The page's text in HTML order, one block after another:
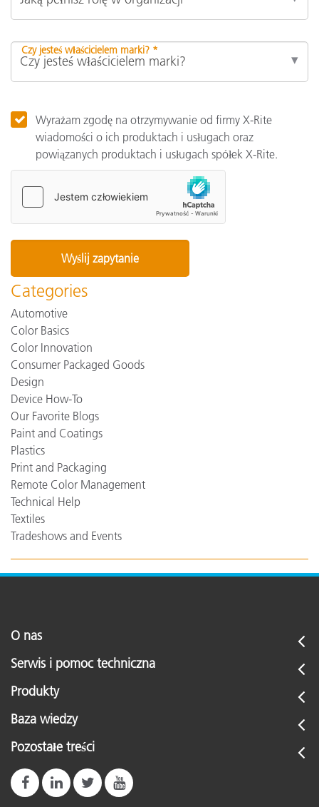
Czy jesteś właścicielem marki? *
Wyrażam zgodę na otrzymywanie od firmy X-Rite
wiadomości o ich produktach i usługach oraz
powiązanych produktach i usługach spółek X-Rite.
Categories
Automotive
Color Basics
Color Innovation
Consumer Packaged Goods
Design
Device How-To
Our Favorite Blogs
Paint and Coatings
Plastics
Print and Packaging
Remote Color Management
Technical Help
Textiles
Tradeshows and Events
O nas
Serwis i pomoc techniczna
Produkty
Baza wiedzy
Pozostałe treści